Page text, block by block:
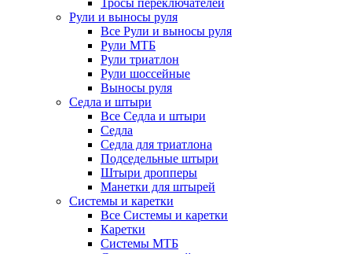
Тросы переключателей
Рули и выносы руля
Все Рули и выносы руля
Рули МТБ
Рули триатлон
Рули шоссейные
Выносы руля
Седла и штыри
Все Седла и штыри
Седла
Седла для триатлона
Подседельные штыри
Штыри дропперы
Манетки для штырей
Системы и каретки
Все Системы и каретки
Каретки
Системы МТБ